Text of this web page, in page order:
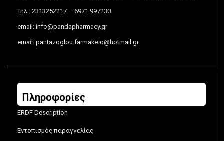
Τηλ.: 2313252217 – 6971 997230
email: info@pandapharmacy.gr
email: pantazoglou.farmakeio@hotmail.gr
Πληροφορίες
ERDF Description
Εντοπισμός παραγγελίας